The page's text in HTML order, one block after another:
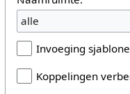
alle
Invoeging
Koppelingen